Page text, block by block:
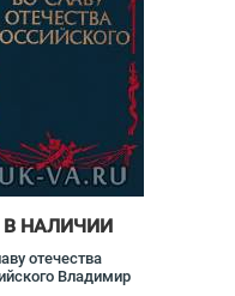
В НАЛИЧИИ
отечества
Владимир